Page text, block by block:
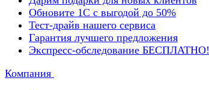
Обновите 1С с выгодой до 50%
Тест-драйв нашего сервиса
Гарантия лучшего предложения
Экспресс-обследование БЕСПЛАТНО!
Компания